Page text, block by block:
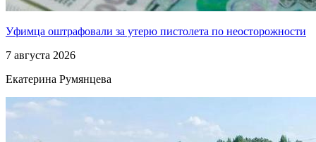
Уфимца оштрафовали за утерю пистолета по неосторожности
7 августа 2026
Екатерина Румянцева